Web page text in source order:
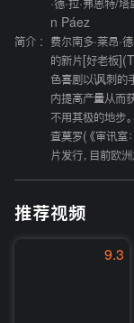
·德·拉·弗恩特/塔
n Páez
简介 :
费尔南多·莱昂·
的新片[好老板
色喜剧以讽刺的
内提高产量从而
不用其极的地步
查莫罗(《审讯室
片发行，目前欧
推荐视频
9.3